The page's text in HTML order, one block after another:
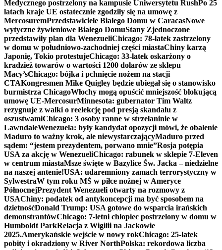
Medycznego postrzelony na kampusie Uniwersytetu RushPo 25
latach kraje UE ostatecznie zgodziły się na umowę z
MercosuremPrzedstawiciele Białego Domu w CaracasNowe
wytyczne żywieniowe Białego DomuStany Zjednoczone
przedstawiły plan dla WenezueliChicago: 78-latek zastrzelony
w domu w południowo-zachodniej części miastaChiny karzą
Japonię, Tokio protestujeChicago: 33-latek oskarżony o
kradzież towarów o wartości 1200 dolarów ze sklepu
Macy’sChicago: bójka i pchnięcie nożem na stacji
CTAKongresmen Mike Quigley będzie ubiegał się o stanowisko
burmistrza ChicagoWłochy mogą opuścić mniejszość blokującą
umowę UE-MercosurMinnesota: gubernator Tim Waltz
rezygnuje z walki o reelekcję pod presją skandalu z
oszustwamiChicago: 3 osoby ranne w strzelaninie w
LawndaleWenezuela: były kandydat opozycji mówi, że obalenie
Maduro to ważny krok, ale niewystarczającyMaduro przed
sądem: “jestem prezydentem, porwano mnie”Rosja potępia
USA za akcję w WenezueliChicago: rabunek w sklepie 7-Eleven
w centrum miastaMsze święte w Bazylice Św. Jacka – niedzielne
na naszej antenie!USA: udaremniony zamach terrorystyczny w
SylwestraW tym roku MŚ w piłce nożnej w Ameryce
PółnocnejPrezydent Wenezueli otwarty na rozmowy z
USAChiny: podatek od antykoncepcji ma być sposobem na
dzietnośćDonald Trump: USA gotowe do wsparcia irańskich
demonstrantówChicago: 7-letni chłopiec postrzelony w domu w
Humboldt ParkRelacja z Wigilii na Jackowie
2025.Amerykańskie wejście w nowy rokChicago: 25-latek
pobity i okradziony w River NorthPolska: rekordowa liczba